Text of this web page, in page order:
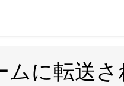
ムに転送